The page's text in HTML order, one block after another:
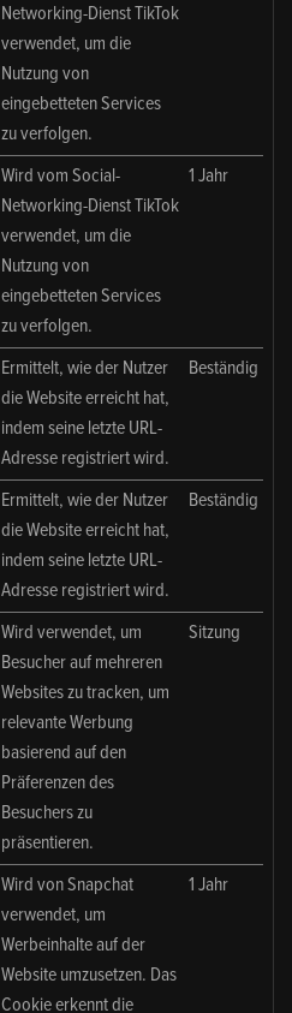
Networking-Dienst TikTok
verwendet, um die
Nutzung von
eingebetteten Services
zu verfolgen.
Wird vom Social-
Networking-Dienst TikTok
verwendet, um die
Nutzung von
eingebetteten Services
zu verfolgen.
1 Jahr
Ermittelt, wie der Nutzer
die Website erreicht hat,
indem seine letzte URL-
Adresse registriert wird.
Beständig
Ermittelt, wie der Nutzer
die Website erreicht hat,
indem seine letzte URL-
Adresse registriert wird.
Beständig
Wird verwendet, um
Besucher auf mehreren
Websites zu tracken, um
relevante Werbung
basierend auf den
Präferenzen des
Besuchers zu
präsentieren.
Sitzung
Wird von Snapchat
verwendet, um
Werbeinhalte auf der
Website umzusetzen. Das
Cookie erkennt die
1 Jahr